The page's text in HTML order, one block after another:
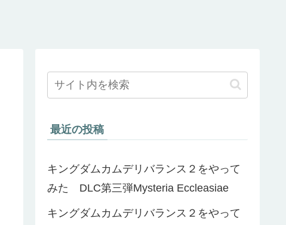
最近の投稿
キングダムカムデリバランス２をやって
みた DLC第三弾Mysteria Eccleasiae
キングダムカムデリバランス２をやって